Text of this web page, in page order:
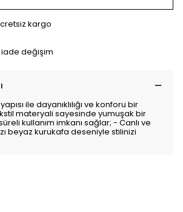
kargo
iade değişim
ile dayanıklılığı ve konforu bir
materyali sayesinde yumuşak bir
kullanım imkanı sağlar; - Canlı ve
beyaz kurukafa deseniyle stilinizi